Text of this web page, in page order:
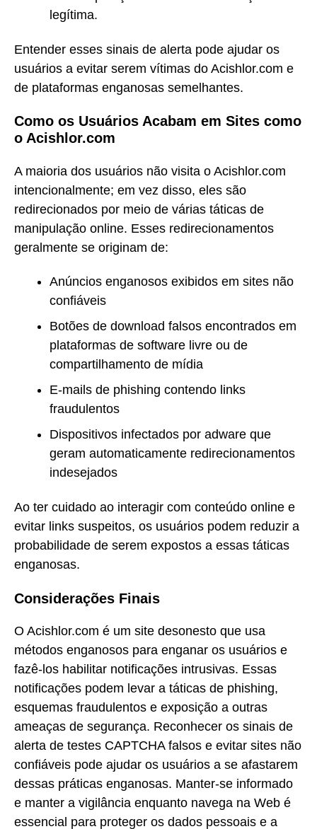
legítima.
Entender esses sinais de alerta pode ajudar os
usuários a evitar serem vítimas do Acishlor.com e
de plataformas enganosas semelhantes.
Como os Usuários Acabam em Sites como
o Acishlor.com
A maioria dos usuários não visita o Acishlor.com
intencionalmente; em vez disso, eles são
redirecionados por meio de várias táticas de
manipulação online. Esses redirecionamentos
geralmente se originam de:
Anúncios enganosos exibidos em sites não
confiáveis
Botões de download falsos encontrados em
plataformas de software livre ou de
compartilhamento de mídia
E-mails de phishing contendo links
fraudulentos
Dispositivos infectados por adware que
geram automaticamente redirecionamentos
indesejados
Ao ter cuidado ao interagir com conteúdo online e
evitar links suspeitos, os usuários podem reduzir a
probabilidade de serem expostos a essas táticas
enganosas.
Considerações Finais
O Acishlor.com é um site desonesto que usa
métodos enganosos para enganar os usuários e
fazê-los habilitar notificações intrusivas. Essas
notificações podem levar a táticas de phishing,
esquemas fraudulentos e exposição a outras
ameaças de segurança. Reconhecer os sinais de
alerta de testes CAPTCHA falsos e evitar sites não
confiáveis pode ajudar os usuários a se afastarem
dessas práticas enganosas. Manter-se informado
e manter a vigilância enquanto navega na Web é
essencial para proteger os dados pessoais e a